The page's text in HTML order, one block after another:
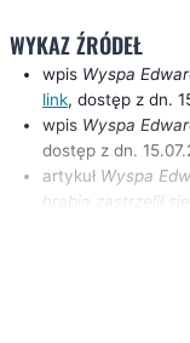
WYKAZ ŹRÓDEŁ
wpis Wyspa
link, dostęp z dn.
wpis Wyspa
dostęp z dn.
artykuł Wyspa
hrabia zastrzelił